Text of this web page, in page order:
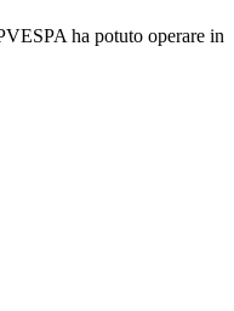
ha potuto operare in